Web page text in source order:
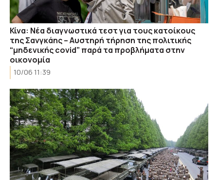
Κίνα: Νέα διαγνωστικά τεστ για τους κατοίκους
της Σανγκάης – Αυστηρή τήρηση της πολιτικής
“μηδενικής covid” παρά τα προβλήματα στην
οικονομία
10/06 11:39